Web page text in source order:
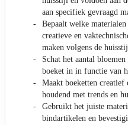
aan specifiek gevraagd
Bepaalt welke
creatieve en
maken volgens de
Schat het aantal
boeket in in functie van
Maakt boeketten creatief
houdend met trends en
Gebruikt het juiste
bindartikelen en